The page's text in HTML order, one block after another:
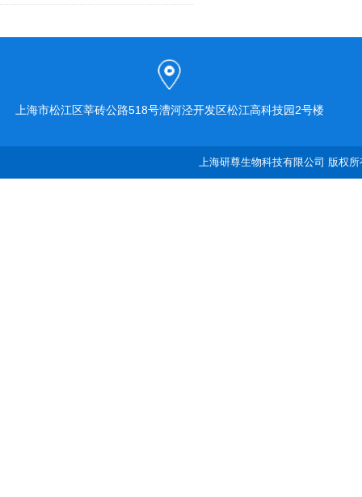
上海市松江区莘砖公路518号漕河泾开发区松江高科技园2号楼
上海研尊生物科技有限公司 版权